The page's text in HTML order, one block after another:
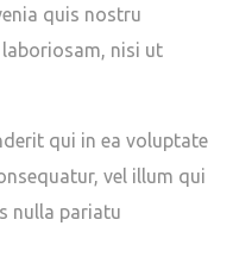
quis nostru
nisi ut
qui in ea voluptate
vel illum qui
nulla pariatu